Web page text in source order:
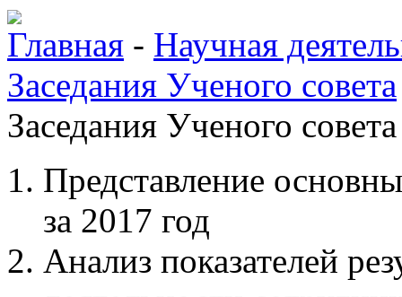
Главная - Научная
Заседания Ученого совета
Заседания Ученого
Представление
за 2017 год
Анализ показателей